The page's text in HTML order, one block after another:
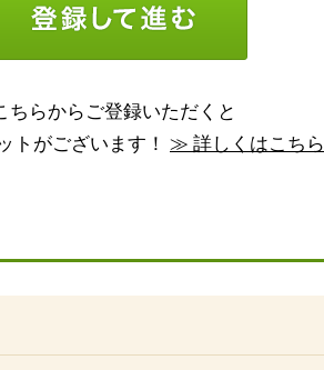
ちらからご登録いただくと
トがございます！ ≫ 詳しくはこちら